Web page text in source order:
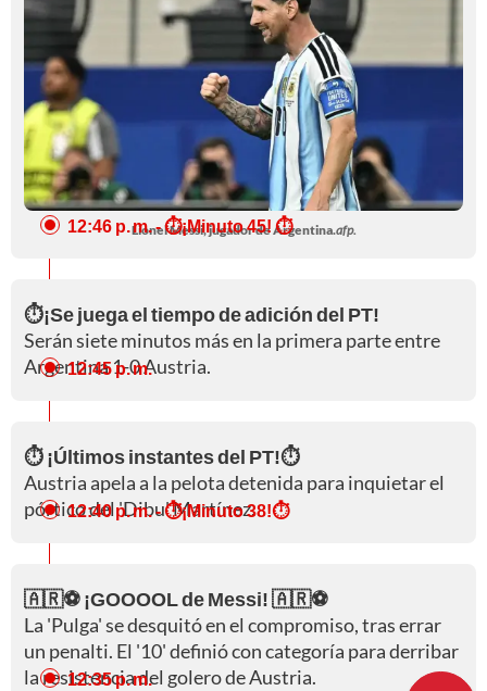
Lionel Messi, jugador de Argentina.afp.
12:46 p. m.- ⏱️¡Minuto 45! ⏱️
⏱️¡Se juega el tiempo de adición del PT!
Serán siete minutos más en la primera parte entre
Argentina 1-0 Austria.
12:45 p. m.
⏱️ ¡Últimos instantes del PT!⏱️
Austria apela a la pelota detenida para inquietar el
pórtico del 'Dibu' Martínez.
12:40 p. m.- ⏱️¡Minuto 38!⏱️
🇦🇷⚽ ¡GOOOOL de Messi! 🇦🇷⚽
La 'Pulga' se desquitó en el compromiso, tras errar
un penalti. El '10' definió con categoría para derribar
la resistencia del golero de Austria.
12:35 p. m.